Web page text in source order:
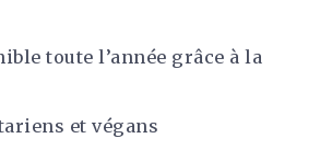
toute l’année grâce à la
et végans